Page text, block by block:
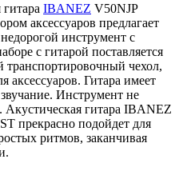
IBANEZ V50NJP
аксессуаров предлагает
инструмент с
с гитарой поставляется
транспортировочный чехол,
аксессуаров. Гитара имеет
Инструмент не
Акустическая гитара IBANEZ
прекрасно подойдет для
ритмов, заканчивая